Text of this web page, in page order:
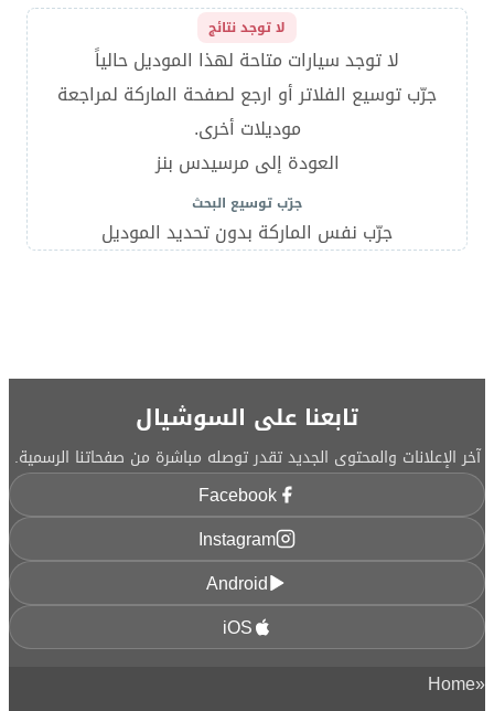
لا توجد نتائج
لا توجد سيارات متاحة لهذا الموديل حالياً
جرّب توسيع الفلاتر أو ارجع لصفحة الماركة لمراجعة
موديلات أخرى.
العودة إلى مرسيدس بنز
جرّب توسيع البحث
جرّب نفس الماركة بدون تحديد الموديل
تابعنا على السوشيال
آخر الإعلانات والمحتوى الجديد تقدر توصله مباشرة من صفحاتنا الرسمية.
Facebook
Instagram
Android
iOS
«
Home